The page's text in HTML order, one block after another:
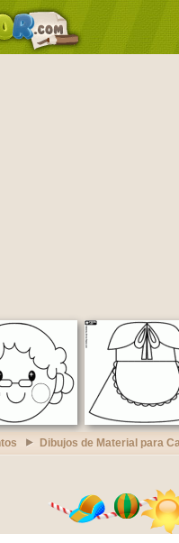
Dibujos de Material para